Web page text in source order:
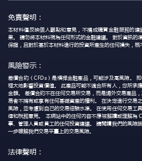
免責聲明：
本材料僅反映個人觀點和意見，不構成購買金融服務的
果。 請勿將本材料視為任何形式的金融建議。 對於資訊的
保證，且對於基於本材料進行的投資所產生的任何損失，概
風險警示：
差價合約（CFDs）是槓桿金融產品，可能涉及高風險。
極大地影響投資價值。 此產品可能不適合所有人，您所承
金額。 差價合約不在任何交易所交易，而是場外交易產品
易者不擁有或享有任何基礎資產的權利。 在決定進行交易
風險，並考慮到自己的交易經驗水準。 在使用任何交易工
律和稅務意見。 本網站中的任何內容不應被解讀或理解為
事、管理人員或員工的任何投資建議。 請閱讀我們的風險
一步瞭解我們交易平臺上的交易風險。
法律聲明：